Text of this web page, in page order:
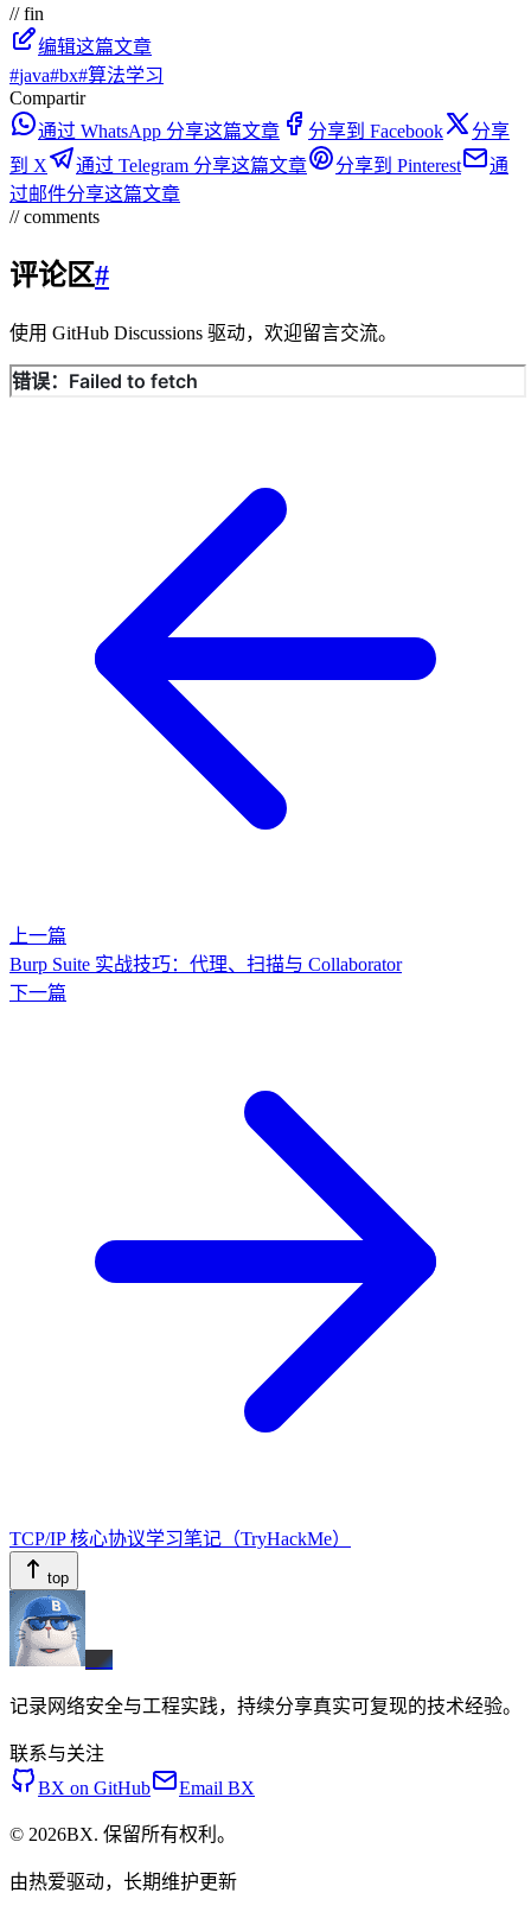
// fin
编辑这篇文章
#java#bx#算法学习
Compartir
通过 WhatsApp 分享这篇文章
分享到 Facebook
分享
到 X
通过 Telegram 分享这篇文章 分享到 Pinterest
通
过邮件分享这篇文章
// comments
评论区#
使用 GitHub Discussions 驱动，欢迎留言交流。
上一篇
Burp Suite 实战技巧：代理、扫描与 Collaborator
下一篇
TCP/IP 核心协议学习笔记（TryHackMe）
top
BX
记录网络安全与工程实践，持续分享真实可复现的技术经验。
联系与关注
BX on GitHub
Email BX
© 2026BX. 保留所有权利。
由热爱驱动，长期维护更新